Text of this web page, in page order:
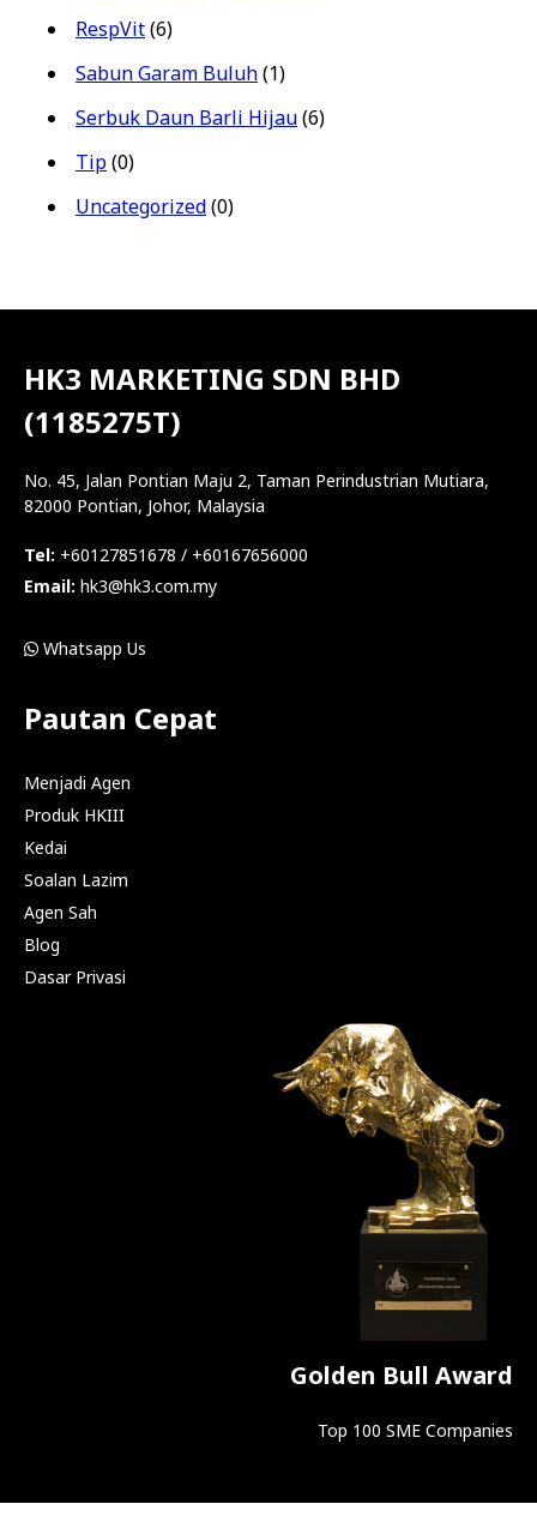
RespVit(6)
Sabun Garam Buluh(1)
Serbuk Daun Barli Hijau(6)
Tip(0)
Uncategorized(0)
HK3 MARKETING SDN BHD
(1185275T)
No. 45, Jalan Pontian Maju 2, Taman Perindustrian Mutiara,
82000 Pontian, Johor, Malaysia
Tel: +60127851678 / +60167656000
Email: hk3@hk3.com.my
Whatsapp Us
Pautan Cepat
Menjadi Agen
Produk HKIII
Kedai
Soalan Lazim
Agen Sah
Blog
Dasar Privasi
Golden Bull Award
Top 100 SME Companies